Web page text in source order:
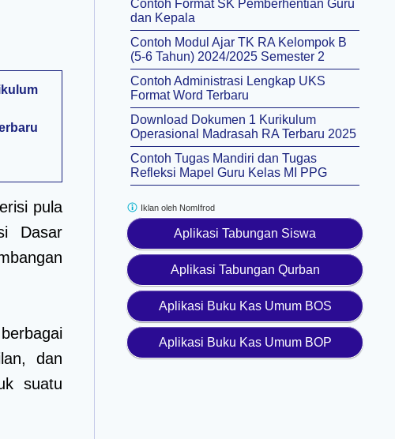
pula
Dasar
dan
suatu
Contoh Format SK Pemberhentian Guru
dan Kepala
Contoh Modul Ajar TK RA Kelompok B
(5-6 Tahun) 2024/2025 Semester 2
Contoh Administrasi Lengkap UKS
Format Word Terbaru
Download Dokumen 1 Kurikulum
Operasional Madrasah RA Terbaru 2025
Contoh Tugas Mandiri dan Tugas
Refleksi Mapel Guru Kelas MI PPG
Aplikasi Tabungan Siswa
Aplikasi Tabungan Qurban
Aplikasi Buku Kas Umum BOS
Aplikasi Buku Kas Umum BOP
Iklan oleh NomIfrod